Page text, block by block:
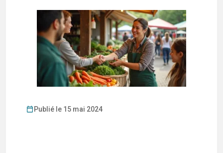
Publié le 15 mai 2024